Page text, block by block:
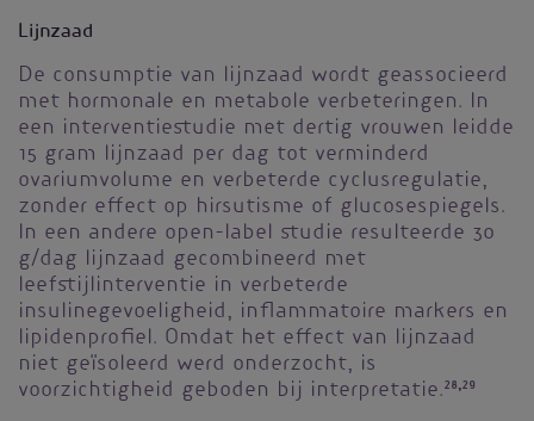
Lijnzaad
De consumptie van lijnzaad wordt geassocieerd
met hormonale en metabole verbeteringen. In
een interventiestudie met dertig vrouwen leidde
15 gram lijnzaad per dag tot verminderd
ovariumvolume en verbeterde cyclusregulatie,
zonder effect op hirsutisme of glucosespiegels.
In een andere open-label studie resulteerde 30
g/dag lijnzaad gecombineerd met
leefstijlinterventie in verbeterde
insulinegevoeligheid, inflammatoire markers en
lipidenprofiel. Omdat het effect van lijnzaad
niet geïsoleerd werd onderzocht, is
voorzichtigheid geboden bij interpretatie.28,29